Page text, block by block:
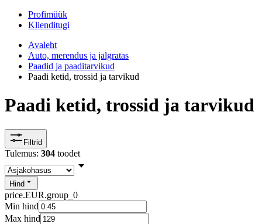
Profimüük
Klienditugi
Avaleht
Auto, merendus ja jalgratas
Paadid ja paaditarvikud
Paadi ketid, trossid ja tarvikud
Paadi ketid, trossid ja tarvikud
Filtrid
Tulemus: 304 toodet
Hind
price.EUR.group_0
Min hind
Max hind